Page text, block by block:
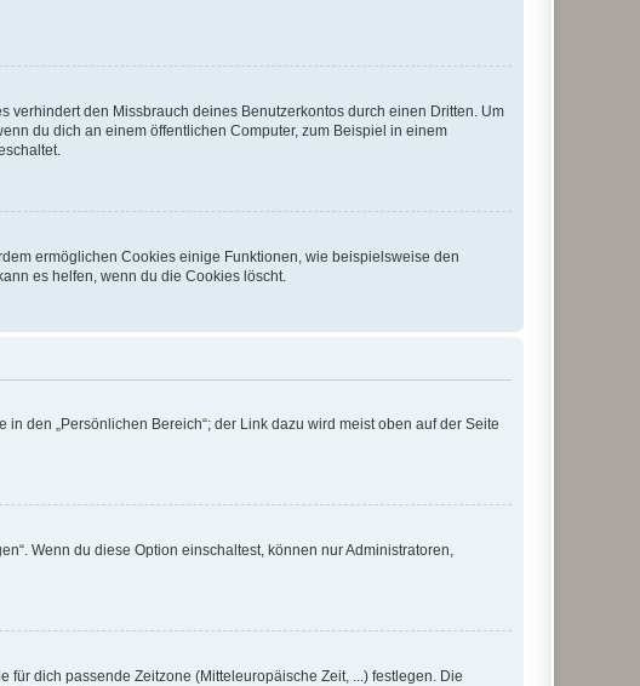
verhindert den Missbrauch deines Benutzerkontos durch einen Dritten. Um
du dich an einem öffentlichen Computer, zum Beispiel in einem
ermöglichen Cookies einige Funktionen, wie beispielsweise den
es helfen, wenn du die Cookies löscht.
den „Persönlichen Bereich“; der Link dazu wird meist oben auf der Seite
Wenn du diese Option einschaltest, können nur Administratoren,
dich passende Zeitzone (Mitteleuropäische Zeit, ...) festlegen. Die